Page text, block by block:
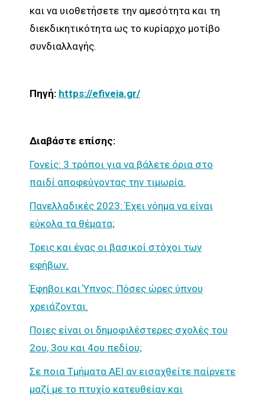
και να υιοθετήσετε την αμεσότητα και τη
διεκδικητικότητα ως το κυρίαρχο μοτίβο
συνδιαλλαγής.
Πηγή: https://efiveia.gr/
Διαβάστε επίσης:
Γονείς: 3 τρόποι για να βάλετε όρια στο
παιδί αποφεύγοντας την τιμωρία.
Πανελλαδικές 2023: Έχει νόημα να είναι
εύκολα τα θέματα;
Τρεις και ένας οι βασικοί στόχοι των
εφήβων.
Έφηβοι και Ύπνος: Πόσες ώρες ύπνου
χρειάζονται.
Ποιες είναι οι δημοφιλέστερες σχολές του
2ου, 3ου και 4ου πεδίου;
Σε ποια Τμήματα ΑΕΙ αν εισαχθείτε παίρνετε
μαζί με το πτυχίο κατευθείαν και